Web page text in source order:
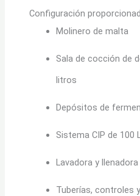
Configuración
Molinero de malta
Sala de cocción de
litros
Depósitos de
Sistema CIP de 100
Lavadora y
Tuberías, controles